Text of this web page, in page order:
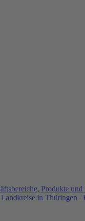
Produkte
Landkreise in Thüringen